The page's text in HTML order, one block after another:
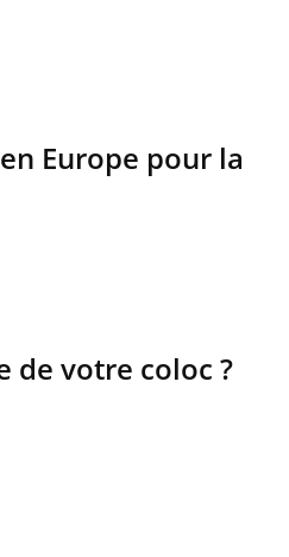
Europe pour la
de votre coloc ?